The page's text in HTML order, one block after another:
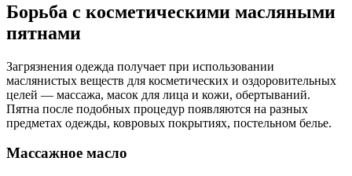
Борьба с косметическими масляными
пятнами
Загрязнения одежда получает при использовании
маслянистых веществ для косметических и оздоровительных
целей — массажа, масок для лица и кожи, обертываний.
Пятна после подобных процедур появляются на разных
предметах одежды, ковровых покрытиях, постельном белье.
Массажное масло